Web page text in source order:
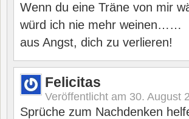
Wenn du eine Träne von mir
würd ich nie mehr weinen……
aus Angst, dich zu verlieren!
Felicitas
Veröffentlicht am 30. August
Sprüche zum Nachdenken